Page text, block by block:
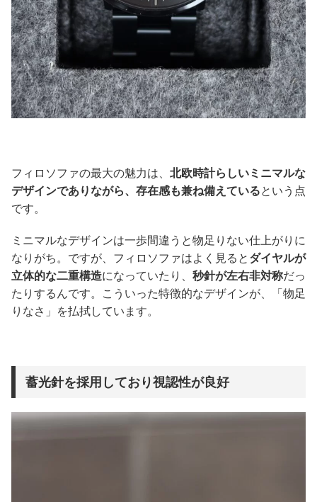
フィロソファの最大の魅力は、 北欧時計らしいミニマルな
デザインでありながら、存在感も兼ね備えているという点
です。
ミニマルなデザインは一歩間違うと物足りない仕上がりに
なりがち。ですが、フィロソファはよく見ると ダイヤルが
立体的な二重構造になっていたり、 秒針が左右非対称だっ
たりするんです。こういった特徴的なデザインが、「物足
りなさ」を払拭しています。
蓄光針を採用しており視認性が良好